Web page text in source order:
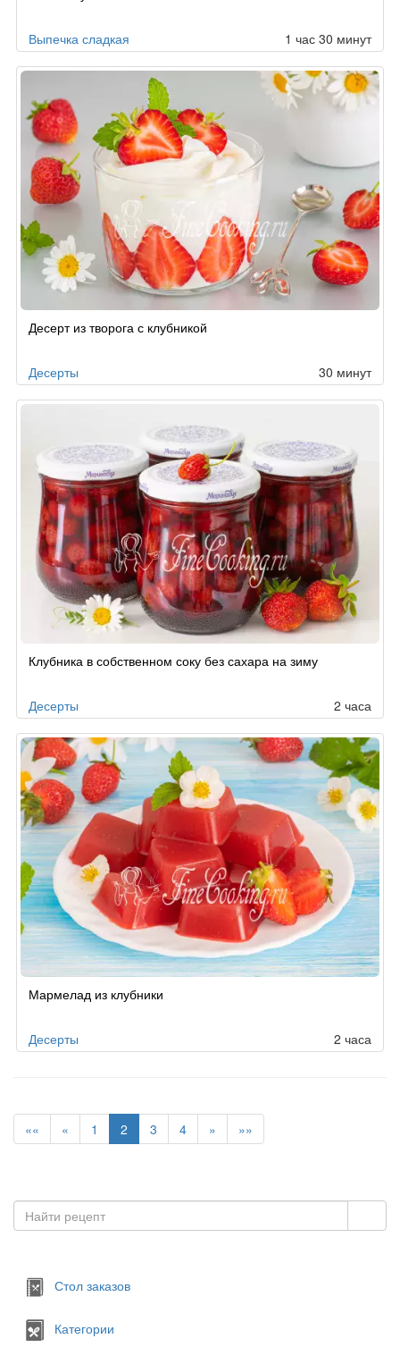
Выпечка сладкая 1 час 30 минут
Десерт из творога с клубникой
Десерты 30 минут
Клубника в собственном соку без сахара на зиму
Десерты 2 часа
Мармелад из клубники
Десерты 2 часа
«« « 1 2 3 4 » »»
Стол заказов
Категории